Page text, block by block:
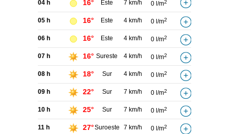
04 h 16° Este 7 km/h 0 l/m2
05 h 16° Este 4 km/h 0 l/m2
06 h 16° Este 4 km/h 0 l/m2
07 h 16° Sureste 4 km/h 0 l/m2
08 h 18° Sur 4 km/h 0 l/m2
09 h 22° Sur 7 km/h 0 l/m2
10 h 25° Sur 7 km/h 0 l/m2
11 h 27°Suroeste 7 km/h 0 l/m2